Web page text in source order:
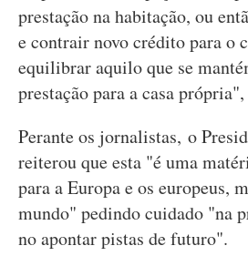
prestação na habitação, ou
e contrair novo crédito para o
equilibrar aquilo que se
prestação para a casa
Perante os jornalistas, o
reiterou que esta "é uma
para a Europa e os europeus,
mundo" pedindo cuidado "na
no apontar pistas de futuro".